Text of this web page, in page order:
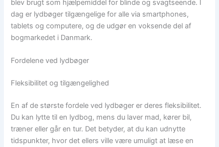
blev brugt som hjælpemiddel for blinde og svagtseende. I
dag er lydbøger tilgængelige for alle via smartphones,
tablets og computere, og de udgør en voksende del af
bogmarkedet i Danmark.
Fordelene ved lydbøger
Fleksibilitet og tilgængelighed
En af de største fordele ved lydbøger er deres fleksibilitet.
Du kan lytte til en lydbog, mens du laver mad, kører bil,
træner eller går en tur. Det betyder, at du kan udnytte
tidspunkter, hvor det ellers ville være umuligt at læse en